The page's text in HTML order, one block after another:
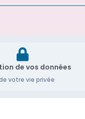
de vos données
votre vie privée